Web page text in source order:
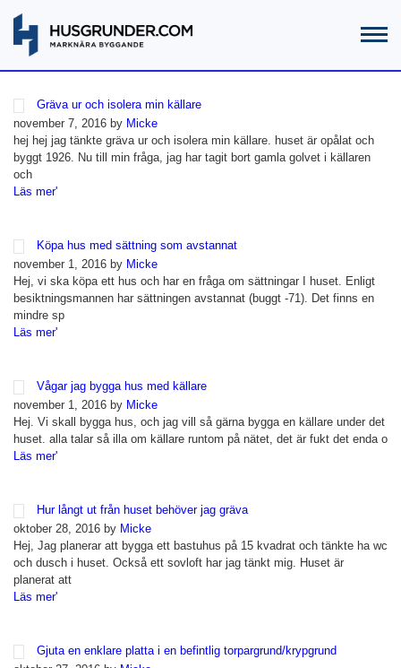
Gräva ur och isolera min källare
november 7, 2016 by Micke
hej hej jag tänkte gräva ur och isolera min källare. huset är opålat och
byggt 1926. Nu till min fråga, jag har tagit bort gamla golvet i källaren
och
Läs mer'
Köpa hus med sättning som avstannat
november 1, 2016 by Micke
Hej, vi ska köpa ett hus och har en fråga om sättningar I huset. Enligt
besiktningsmannen har sättningen avstannat (buggt -71). Det finns en
mindre sp
Läs mer'
Vågar jag bygga hus med källare
november 1, 2016 by Micke
Hej. Vi skall bygga hus, och jag vill så gärna bygga en källare under det
huset. alla talar så illa om källare runtom på nätet, det är fukt det enda o
Läs mer'
Hur långt ut från huset behöver jag gräva
oktober 28, 2016 by Micke
Hej, Jag planerar att bygga ett bastuhus på 15 kvadrat och tänkte ha wc
och dusch i huset. Också ett sovloft har jag tänkt mig. Huset är
planerat att
Läs mer'
Gjuta en enklare platta i en befintlig torpargrund/krypgrund